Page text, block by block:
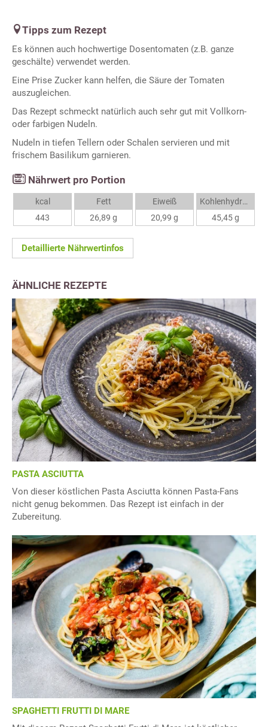
Tipps zum Rezept
Es können auch hochwertige Dosentomaten (z.B. ganze
geschälte) verwendet werden.
Eine Prise Zucker kann helfen, die Säure der Tomaten
auszugleichen.
Das Rezept schmeckt natürlich auch sehr gut mit Vollkorn-
oder farbigen Nudeln.
Nudeln in tiefen Tellern oder Schalen servieren und mit
frischem Basilikum garnieren.
Nährwert pro Portion
kcal
443
Fett
26,89 g
Eiweiß
20,99 g
Kohlenhydrate
45,45 g
Detaillierte Nährwertinfos
ÄHNLICHE REZEPTE
PASTA ASCIUTTA
Von dieser köstlichen Pasta Asciutta können Pasta-Fans
nicht genug bekommen. Das Rezept ist einfach in der
Zubereitung.
SPAGHETTI FRUTTI DI MARE